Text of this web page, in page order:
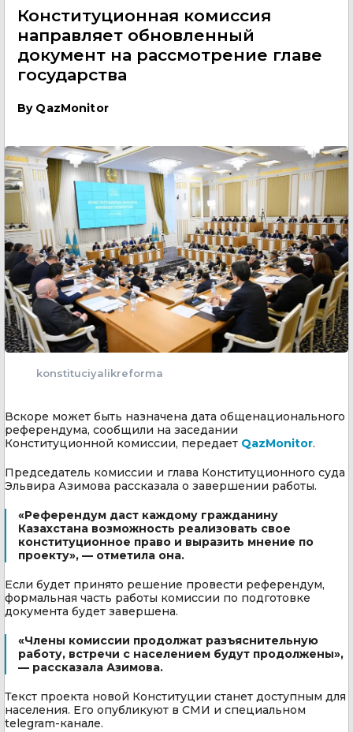
Конституционная комиссия
направляет обновленный
документ на рассмотрение главе
государства
By QazMonitor
konstituciyalikreforma
Вскоре может быть назначена дата общенационального
референдума, сообщили на заседании
Конституционной комиссии, передает QazMonitor.
Председатель комиссии и глава Конституционного суда
Эльвира Азимова рассказала о завершении работы.
«Референдум даст каждому гражданину
Казахстана возможность реализовать свое
конституционное право и выразить мнение по
проекту», — отметила она.
Если будет принято решение провести референдум,
формальная часть работы комиссии по подготовке
документа будет завершена.
«Члены комиссии продолжат разъяснительную
работу, встречи с населением будут продолжены»,
— рассказала Азимова.
Текст проекта новой Конституции станет доступным для
населения. Его опубликуют в СМИ и специальном
telegram-канале.